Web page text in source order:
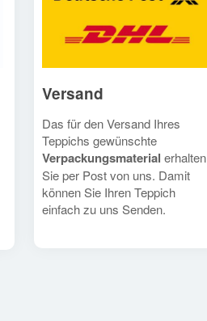
Versand
Das für den Versand Ihres
Teppichs gewünschte
Verpackungsmaterial erhalten
Sie per Post von uns. Damit
können Sie Ihren Teppich
einfach zu uns Senden.